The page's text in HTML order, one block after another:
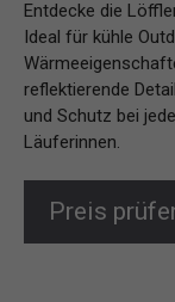
Entdecke die
Ideal für kühle
reflektierende
und Schutz bei
Läuferinnen.
Preis